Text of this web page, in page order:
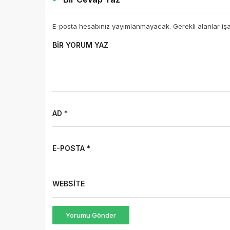
E-posta hesabınız yayımlanmayacak. Gerekli alanlar
BIR YORUM YAZ
AD *
E-POSTA *
WEBSITE
Yorumu Gönder